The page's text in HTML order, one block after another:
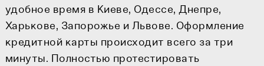
удобное время в Киеве, Одессе, Днепре,
Харькове, Запорожье и Львове. Оформление
кредитной карты происходит всего за три
минуты. Полностью протестировать